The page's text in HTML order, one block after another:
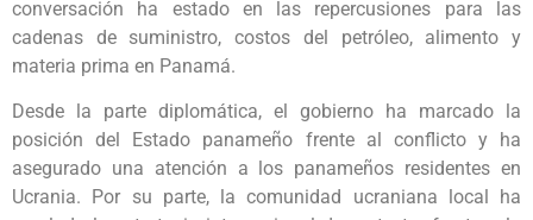
conversación ha estado en las repercusiones para las
cadenas de suministro, costos del petróleo, alimento y
materia prima en Panamá.
Desde la parte diplomática, el gobierno ha marcado la
posición del Estado panameño frente al conflicto y ha
asegurado una atención a los panameños residentes en
Ucrania. Por su parte, la comunidad ucraniana local ha